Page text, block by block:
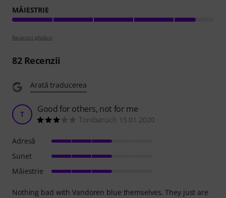
MĂIESTRIE
Recenzii ghiduri
82Recenzii
Arată traducerea
T Good for others, not for me
Tonibaruch 15.01.2020
Nothing bad with Vandoren blue themselves. They just are
Adresă
Sunet
Măiestrie